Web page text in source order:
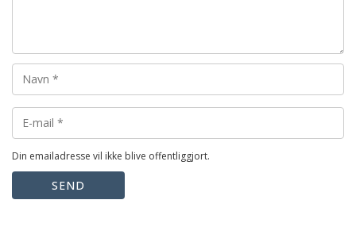
Din emailadresse vil ikke blive offentliggjort.
SEND